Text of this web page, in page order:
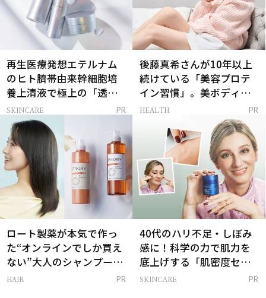
再生医療発想エテルナム
のヒト臍帯由来幹細胞培
養上清液で極上の「透明
感ハリ肌」へ
SKINCARE PR
後藤真希さんが10年以上
続けている「美容プロテ
イン習慣」。美ボディを
支える朝ルーティンと
HEALTH PR
ロート製薬が本気で作っ
た“オンラインでしか買え
ない”大人のシャンプー＆
トリートメントって？
HAIR PR
40代のハリ不足・しぼみ
感に！科学の力で肌力を
底上げする「肌密度セラ
ム」
SKINCARE PR